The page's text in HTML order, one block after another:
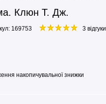
Клюн Т. Дж.
169753 3 відгуки
накопичувальної знижки